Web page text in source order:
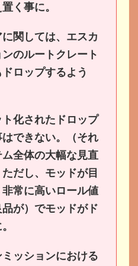
く事に。
関しては、エスカ
のルートクレート
ドロップするよう
ト化されたドロップ
できない。（それ
全体の大幅な見直
だし、モッドが目
常に高いロール値
品が）でモッドがド
ッションにおける